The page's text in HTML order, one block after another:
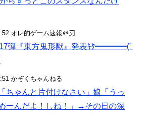
オレ的ゲーム速報＠刃
弾『東方鬼形獣』発表ｷﾀ━━━━(ﾟ
かぞくちゃんねる
ちゃんと片付けなさい」娘「うっ
ーんだよ！しね！」→その日の深